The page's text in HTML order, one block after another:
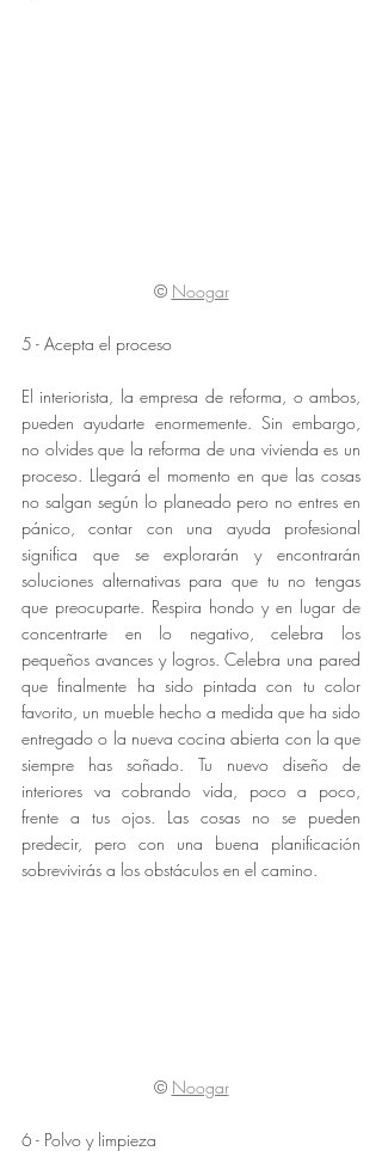
© Noogar
5 - Acepta el proceso
El interiorista, la empresa de reforma, o ambos,
pueden ayudarte enormemente. Sin embargo,
no olvides que la reforma de una vivienda es un
proceso. Llegará el momento en que las cosas
no salgan según lo planeado pero no entres en
pánico, contar con una ayuda profesional
significa que se explorarán y encontrarán
soluciones alternativas para que tu no tengas
que preocuparte. Respira hondo y en lugar de
concentrarte en lo negativo, celebra los
pequeños avances y logros. Celebra una pared
que finalmente ha sido pintada con tu color
favorito, un mueble hecho a medida que ha sido
entregado o la nueva cocina abierta con la que
siempre has soñado. Tu nuevo diseño de
interiores va cobrando vida, poco a poco,
frente a tus ojos. Las cosas no se pueden
predecir, pero con una buena planificación
sobrevivirás a los obstáculos en el camino.
© Noogar
6 - Polvo y limpieza